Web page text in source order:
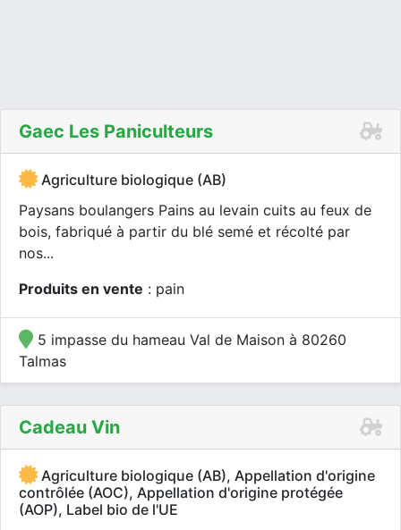
Gaec Les Paniculteurs
Agriculture biologique (AB)
Paysans boulangers Pains au levain cuits au feux de
bois, fabriqué à partir du blé semé et récolté par
nos...
Produits en vente : pain
5 impasse du hameau Val de Maison à 80260
Talmas
Cadeau Vin
Agriculture biologique (AB), Appellation d'origine
contrôlée (AOC), Appellation d'origine protégée
(AOP), Label bio de l'UE